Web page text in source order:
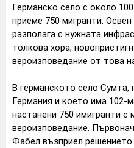
Германско селo с около
приеме 750 мигранти.
разполага с нужната
толкова хора,
вероизповедание от това
В германското село
Германия и което има
настанени 750 имигранти
вероизповедание.
Фабел възприел